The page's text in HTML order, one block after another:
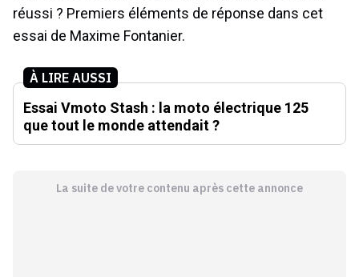
réussi ? Premiers éléments de réponse dans cet
essai de Maxime Fontanier.
À LIRE AUSSI
Essai Vmoto Stash : la moto électrique 125
que tout le monde attendait ?
La suite de votre contenu après cette annonce